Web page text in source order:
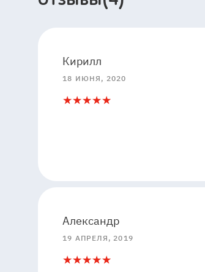
55
Кирилл
18 ИЮНЯ, 2020
5
1
55
Александр
19 АПРЕЛЯ, 2019
5
1